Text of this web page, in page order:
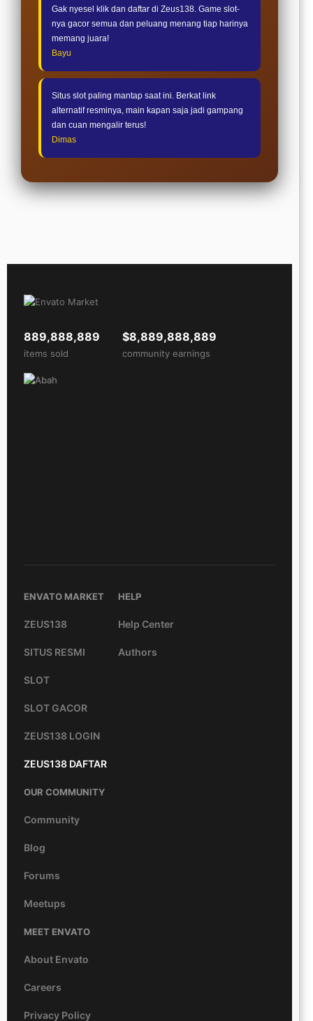
Gak nyesel klik dan daftar di Zeus138. Game slot-
nya gacor semua dan peluang menang tiap harinya
memang juara!
Bayu
Situs slot paling mantap saat ini. Berkat link
alternatif resminya, main kapan saja jadi gampang
dan cuan mengalir terus!
Dimas
ENVATO MARKET
ZEUS138
SITUS RESMI
SLOT
SLOT GACOR
ZEUS138 LOGIN
ZEUS138 DAFTAR
HELP
Help Center
Authors
OUR COMMUNITY
Community
Blog
Forums
Meetups
MEET ENVATO
About Envato
Careers
Privacy Policy
889,888,889
items sold
$8,889,888,889
community earnings